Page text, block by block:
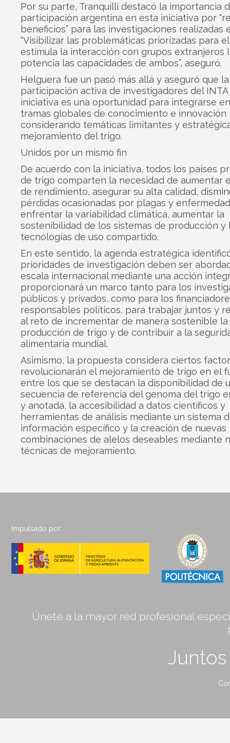
Por su parte, Tranquilli destacó la importancia
participación argentina en esta iniciativa por
beneficios” para las investigaciones realizadas
“Visibilizar las problemáticas priorizadas para
estimula la interacción con grupos extranjeros
potencia las capacidades de ambos”, aseguró.
Helguera fue un pasó más allá y aseguró que la
participación activa de investigadores del
iniciativa es una oportunidad para integrarse
tramas globales de conocimiento e innovación
considerando temáticas limitantes y
mejoramiento del trigo.
Unidos por un mismo fin
De acuerdo con la iniciativa, todos los países
de trigo comparten la necesidad de aumentar
de rendimiento, asegurar su alta calidad,
pérdidas ocasionadas por plagas y
enfrentar la variabilidad climática, aumentar la
sostenibilidad de los sistemas de producción y
tecnologías de uso compartido.
En este sentido, la agenda estratégica
prioridades de investigación deben ser
escala internacional mediante una acción
proporcionará un marco tanto para los
públicos y privados, como para los
responsables políticos, para trabajar juntos y
al reto de incrementar de manera sostenible la
producción de trigo y de contribuir a la
alimentaria mundial.
Asimismo, la propuesta considera ciertos
revolucionarán el mejoramiento de trigo en el
entre los que se destacan la disponibilidad de
secuencia de referencia del genoma del trigo
y anotada, la accesibilidad a datos científicos y
herramientas de análisis mediante un sistema
información específico y la creación de nuevas
combinaciones de alelos deseables mediante
técnicas de mejoramiento.
Impulsado por:
Únete a la mayor red profesional